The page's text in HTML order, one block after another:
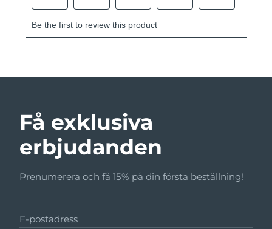
Få exklusiva
erbjudanden
Prenumerera och få 15% på din första beställning!
E-postadress